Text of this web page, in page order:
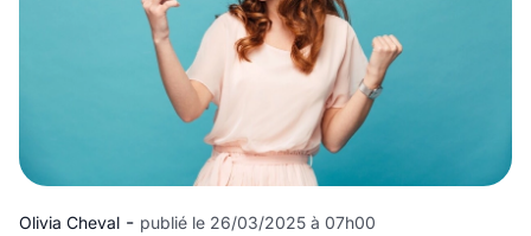
Olivia Cheval - publié le 26/03/2025 à 07h00